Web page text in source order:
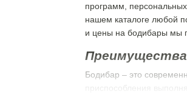
программ,
нашем каталоге любой
и цены на бодибары мы
Преимущества
Бодибар – это
приспособления